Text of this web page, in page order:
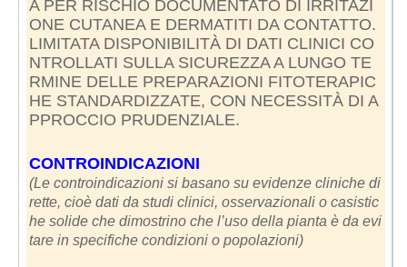
A PER RISCHIO DOCUMENTATO DI IRRITAZI
ONE CUTANEA E DERMATITI DA CONTATTO.
LIMITATA DISPONIBILITÀ DI DATI CLINICI CO
NTROLLATI SULLA SICUREZZA A LUNGO TE
RMINE DELLE PREPARAZIONI FITOTERAPIC
HE STANDARDIZZATE, CON NECESSITÀ DI A
PPROCCIO PRUDENZIALE.
CONTROINDICAZIONI
(Le controindicazioni si basano su evidenze cliniche di
rette, cioè dati da studi clinici, osservazionali o casistic
he solide che dimostrino che l’uso della pianta è da evi
tare in specifiche condizioni o popolazioni)